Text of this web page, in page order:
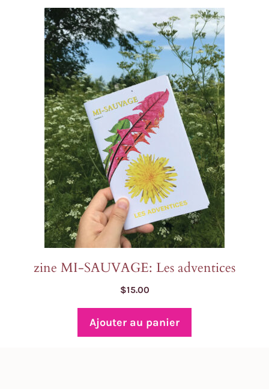
zine MI-SAUVAGE: Les adventices
$15.00
Ajouter au panier